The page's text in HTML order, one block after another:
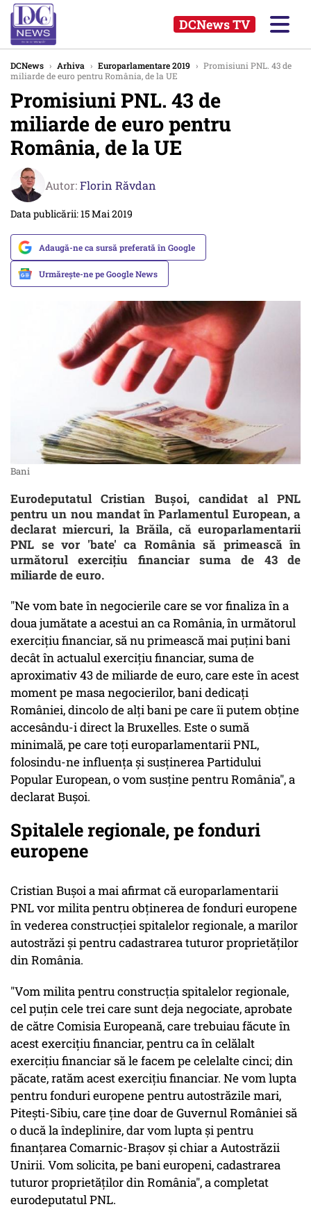
DCNews TV
DCNews › Arhiva › Europarlamentare 2019 › Promisiuni PNL. 43 de
miliarde de euro pentru România, de la UE
Promisiuni PNL. 43 de
miliarde de euro pentru
România, de la UE
Autor:Florin Răvdan
Data publicării: 15 Mai 2019
Adaugă-ne ca sursă preferată în Google
Urmărește-ne pe Google News
Bani
Eurodeputatul Cristian Buşoi, candidat al PNL
pentru un nou mandat în Parlamentul European, a
declarat miercuri, la Brăila, că europarlamentarii
PNL se vor 'bate' ca România să primească în
următorul exerciţiu financiar suma de 43 de
miliarde de euro.
"Ne vom bate în negocierile care se vor finaliza în a
doua jumătate a acestui an ca România, în următorul
exerciţiu financiar, să nu primească mai puţini bani
decât în actualul exerciţiu financiar, suma de
aproximativ 43 de miliarde de euro, care este în acest
moment pe masa negocierilor, bani dedicaţi
României, dincolo de alţi bani pe care îi putem obţine
accesându-i direct la Bruxelles. Este o sumă
minimală, pe care toţi europarlamentarii PNL,
folosindu-ne influenţa şi susţinerea Partidului
Popular European, o vom susţine pentru România", a
declarat Buşoi.
Spitalele regionale, pe fonduri
europene
Cristian Buşoi a mai afirmat că europarlamentarii
PNL vor milita pentru obţinerea de fonduri europene
în vederea construcţiei spitalelor regionale, a marilor
autostrăzi şi pentru cadastrarea tuturor proprietăţilor
din România.
"Vom milita pentru construcţia spitalelor regionale,
cel puţin cele trei care sunt deja negociate, aprobate
de către Comisia Europeană, care trebuiau făcute în
acest exerciţiu financiar, pentru ca în celălalt
exerciţiu financiar să le facem pe celelalte cinci; din
păcate, ratăm acest exerciţiu financiar. Ne vom lupta
pentru fonduri europene pentru autostrăzile mari,
Piteşti-Sibiu, care ţine doar de Guvernul României să
o ducă la îndeplinire, dar vom lupta şi pentru
finanţarea Comarnic-Braşov şi chiar a Autostrăzii
Unirii. Vom solicita, pe bani europeni, cadastrarea
tuturor proprietăţilor din România", a completat
eurodeputatul PNL.